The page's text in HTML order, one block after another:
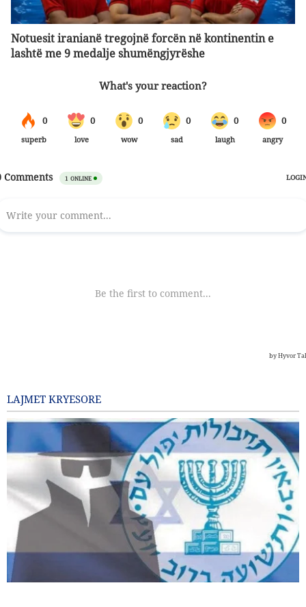
Notuesit iranianë tregojnë forcën në kontinentin e
lashtë me 9 medalje shumëngjyrëshe
LAJMET KRYESORE